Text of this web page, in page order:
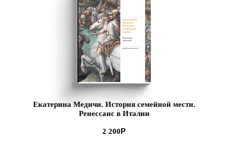
Екатерина Медичи. История семейной мести.
Ренессанс в Италии
2 200